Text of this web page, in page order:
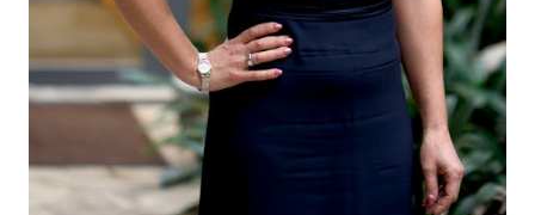
ŠKODA MEDIASSA
SPONSOROINTI & YHTEISTYÖ